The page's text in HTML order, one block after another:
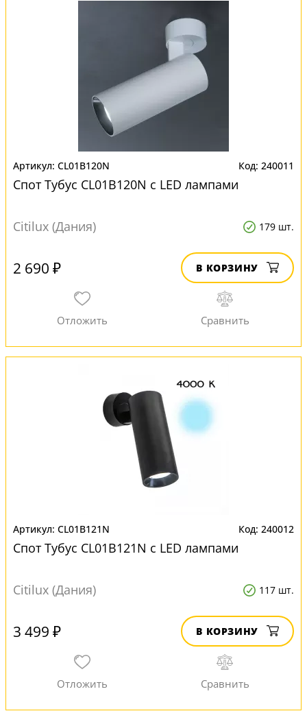
CL01B120N 240011
Спот Тубус CL01B120N с LED лампами
Citilux (Дания) 179 шт.
2 690 ₽ В КОРЗИНУ
CL01B121N 240012
Спот Тубус CL01B121N с LED лампами
Citilux (Дания) 117 шт.
3 499 ₽ В КОРЗИНУ